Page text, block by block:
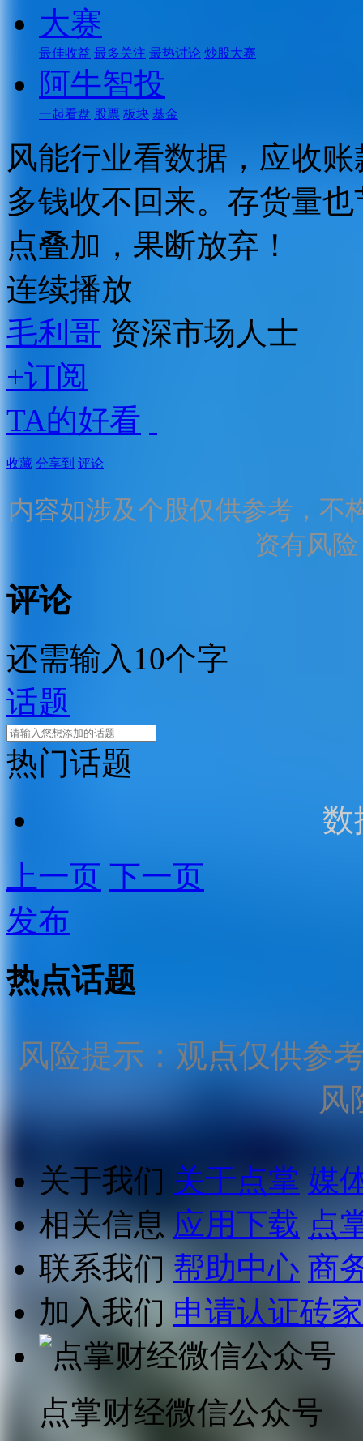
大赛
最佳收益 最多关注 最热讨论 炒股大赛
阿牛智投
一起看盘 股票 板块 基金
风能行业看数据，应收
多钱收不回来。存货量
点叠加，果断放弃！
连续播放
毛利哥 资深市场人士
+订阅
TA的好看
收藏 分享到 评论
内容如涉及个股仅供参考，不
资有风
评论
还需输入10个字
话题
热门话题
数
上一页 下一页
发布
热点话题
风险提示：观点仅供参
风
关于我们 关于点掌 媒
相关信息 应用下载 点
联系我们 帮助中心 商
加入我们 申请认证砖家
点掌财经微信公众号